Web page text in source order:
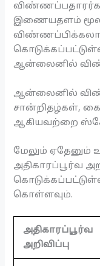
விண்ணப்பதாரர்கள்
இணையதளம்
ஆன்லைனில்
ஆன்லைனில்
சான்றிதழ்கள்,
ஆகியவற்றை
மேலும் ஏதேனும்
அதிகாரப்பூர்வ
கொள்ளவும்.
அதிகாரப்பூர்வ
அறிவிப்பு